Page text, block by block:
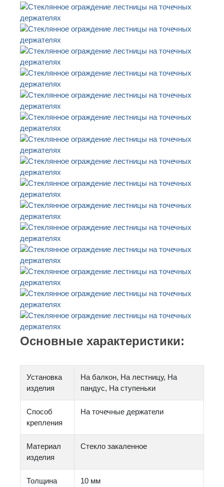
Основные характеристики:
Установка
изделия
На балкон, На лестницу, На
пандус, На ступеньки
Способ
крепления
На точечные держатели
Материал
изделия
Стекло закаленное
Толщина
10 мм